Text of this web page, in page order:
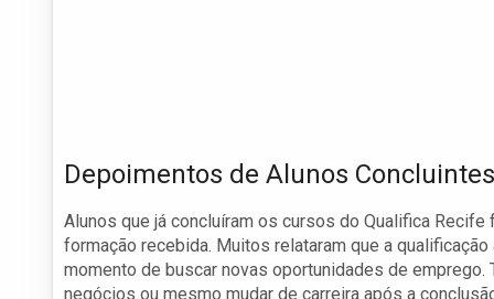
Depoimentos de Alunos Concluintes
Alunos que já concluíram os cursos do Qualifica
formação recebida. Muitos relataram que a
momento de buscar novas oportunidades de
negócios ou mesmo mudar de carreira após a